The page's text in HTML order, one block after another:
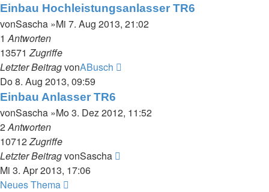
Einbau Hochleistungsanlasser TR6
vonSascha »Mi 7. Aug 2013, 21:02
1Antworten
13571Zugriffe
Letzter BeitragvonABusch
Do 8. Aug 2013, 09:59
Einbau Anlasser TR6
vonSascha »Mo 3. Dez 2012, 11:52
2Antworten
10712Zugriffe
Letzter BeitragvonSascha
Mi 3. Apr 2013, 17:06
Neues Thema